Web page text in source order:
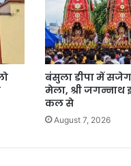
बंसुला डीपा में
मेला, श्री जगन्नाथ
कल से
August 7, 2026